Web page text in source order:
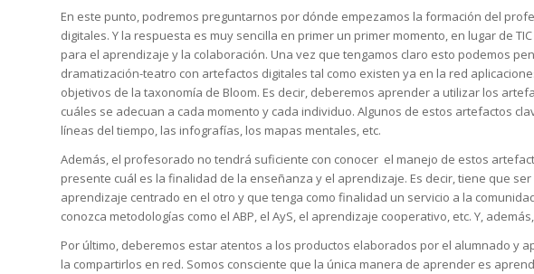
En este punto, podremos preguntarnos por dónde empezamos la formación del
digitales. Y la respuesta es muy sencilla en primer un primer momento, en lugar de
para el aprendizaje y la colaboración. Una vez que tengamos claro esto podemos
dramatización-teatro con artefactos digitales tal como existen ya en la red
objetivos de la taxonomía de Bloom. Es decir, deberemos aprender a utilizar los
cuáles se adecuan a cada momento y cada individuo. Algunos de estos artefactos
líneas del tiempo, las infografías, los mapas mentales, etc.
Además, el profesorado no tendrá suficiente con conocer el manejo de estos
presente cuál es la finalidad de la enseñanza y el aprendizaje. Es decir, tiene que
aprendizaje centrado en el otro y que tenga como finalidad un servicio a la
conozca metodologías como el ABP, el AyS, el aprendizaje cooperativo, etc. Y,
Por último, deberemos estar atentos a los productos elaborados por el alumnado y
la compartirlos en red. Somos consciente que la única manera de aprender es